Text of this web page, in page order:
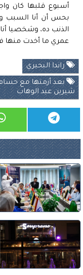
أسبوع قلبها كان
بحس أن أنا السبب
الذنب ده، وشخصيا
عمري ما أخدت منها
راندا البحيري
بعد أزمتها مع حسام
شيرين عبد الوهاب